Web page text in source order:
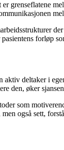
grenseflatene
forløp
aktiv deltaker i
den, øker
som
også sett,